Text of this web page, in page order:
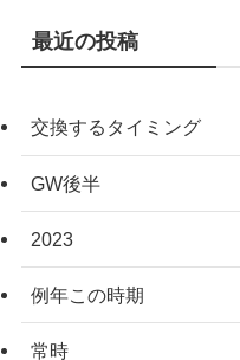
最近の投稿
交換するタイミング
GW後半
2023
例年この時期
常時